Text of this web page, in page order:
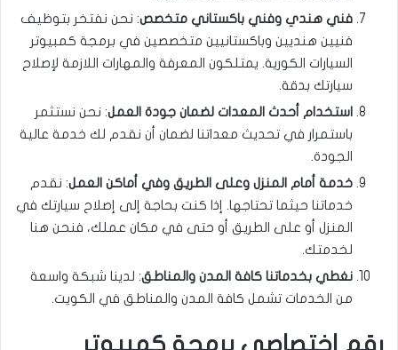
فني هندي وفني باكستاني متخصص: نحن نفتخر بتوظيف
فنيين هنديين وباكستانيين متخصصين في برمجة كمبيوتر
السيارات الكورية. يمتلكون المعرفة والمهارات اللازمة لإصلاح
سيارتك بدقة.
استخدام أحدث المعدات لضمان جودة العمل: نحن نستثمر
باستمرار في تحديث معداتنا لضمان أن نقدم لك خدمة عالية
الجودة.
خدمة أمام المنزل وعلى الطريق وفي أماكن العمل: نقدم
خدماتنا حيثما تحتاجها. إذا كنت بحاجة إلى إصلاح سيارتك في
المنزل أو على الطريق أو حتى في مكان عملك، فنحن هنا
لخدمتك.
نغطي بخدماتنا كافة المدن والمناطق: لدينا شبكة واسعة
من الخدمات تشمل كافة المدن والمناطق في الكويت.
رقم اختصاصي برمجة كمبيوتر